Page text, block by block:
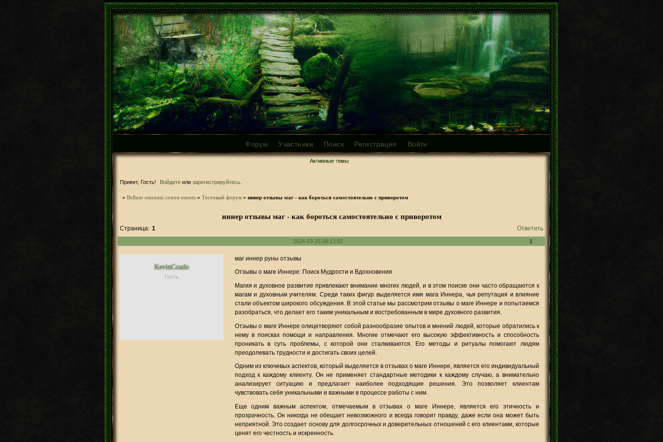
Форум Участники Поиск Регистрация Войти
Активные темы
Привет, Гость! Войдите или зарегистрируйтесь
» Bellum omnium contra omnes » ­Тестовый форум » иннер отзывы маг - как бороться самостоятельно с приворотом
иннер отзывы маг - как бороться самостоятельно с приворотом
Страница: 1 Ответить
1
2024-03-25 06:13:50
KevinCoado
Гость
маг иннер руны отзывы
Отзывы о маге Иннере: Поиск Мудрости и Вдохновения
Магия и духовное развитие привлекают внимание многих людей, и в этом поиске они часто обращаются к
магам и духовным учителям. Среди таких фигур выделяется имя мага Иннера, чья репутация и влияние
стали объектом широкого обсуждения. В этой статье мы рассмотрим отзывы о маге Иннере и попытаемся
разобраться, что делает его таким уникальным и востребованным в мире духовного развития.
Отзывы о маге Иннере олицетворяют собой разнообразие опытов и мнений людей, которые обратились к
нему в поисках помощи и направления. Многие отмечают его высокую эффективность и способность
проникать в суть проблемы, с которой они сталкиваются. Его методы и ритуалы помогают людям
преодолевать трудности и достигать своих целей.
Одним из ключевых аспектов, который выделяется в отзывах о маге Иннере, является его индивидуальный
подход к каждому клиенту. Он не применяет стандартные методики к каждому случаю, а внимательно
анализирует ситуацию и предлагает наиболее подходящие решения. Это позволяет клиентам
чувствовать себя уникальными и важными в процессе работы с ним.
Еще одним важным аспектом, отмечаемым в отзывах о маге Иннере, является его этичность и
прозрачность. Он никогда не обещает невозможного и всегда говорит правду, даже если она может быть
неприятной. Это создает основу для долгосрочных и доверительных отношений с его клиентами, которые
ценят его честность и искренность.